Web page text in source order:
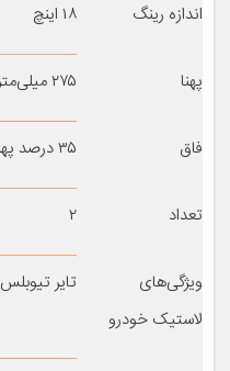
اندازه رینگ ۱۸ اینچ
پهنا ۲۷۵ میلی‌متر
فاق ۳۵ درصد پهنا
تعداد ۲
ویژگی‌های
لاستیک خودرو
تایر تیوبلس